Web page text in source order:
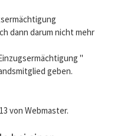
dann darum nicht mehr
"
geben.
von Webmaster.